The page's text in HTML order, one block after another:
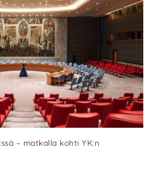
– matkalla kohti YK:n